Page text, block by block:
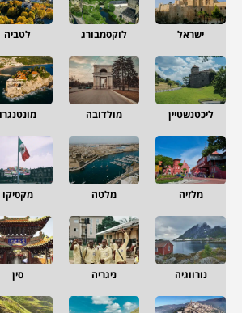
ישראל לוקסמבורג לטביה
ליכטנשטיין מולדובה מונטנגרו
מלזיה מלטה מקסיקו
נורווגיה ניגריה סין